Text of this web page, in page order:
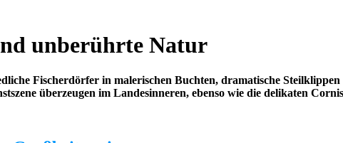
unberührte Natur
Fischerdörfer in malerischen Buchten, dramatische
überzeugen im Landesinneren, ebenso wie die delikaten